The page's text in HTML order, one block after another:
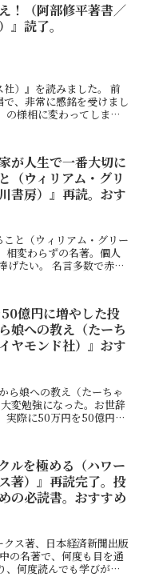
！（阿部修平著書／
』読了。
社）』を読みました。 前
、非常に感銘を受けまし
の様相に変わってしま
が人生で一番大切に
（ウィリアム・グリ
書房）』再読。おす
こと（ウィリアム・グリー
相変わらずの名著。個人
げたい。 名言多数で赤線
50億円に増やした投
娘への教え（たーち
ヤモンド社）』おす
ら娘への教え（たーちゃ
変勉強になった。お世辞
実際に50万円を50億円に
ルを極める（ハワー
著）』再読完了。投
の必読書。おすすめ
クス著、日本経済新聞出版
の名著で、何度も目を通
、何度読んでも学びが深